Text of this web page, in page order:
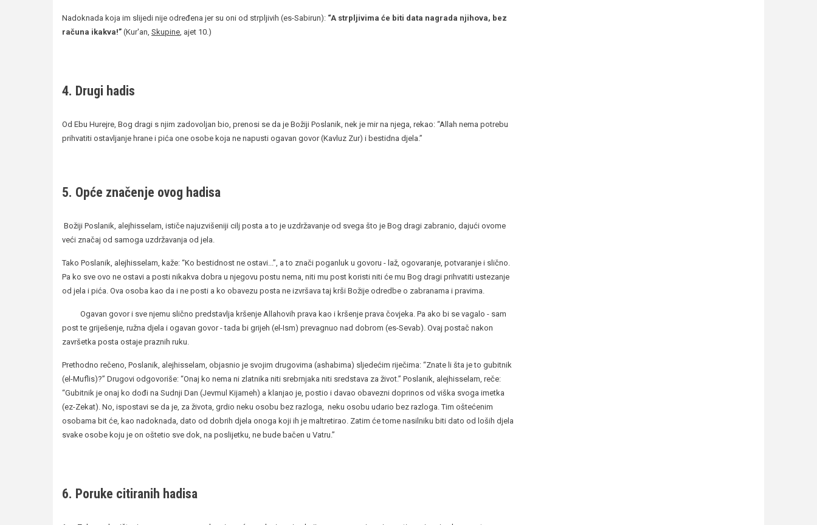
Nadoknada koja im slijedi nije određena jer su oni od strpljivih (es-Sabirun): “A strpljivima će biti data nagrada njihova, bez
računa ikakva!” (Kur'an, Skupine, ajet 10.)
4. Drugi hadis
Od Ebu Hurejre, Bog dragi s njim zadovoljan bio, prenosi se da je Božiji Poslanik, nek je mir na njega, rekao: “Allah nema potrebu
prihvatiti ostavljanje hrane i pića one osobe koja ne napusti ogavan govor (Kavluz Zur) i bestidna djela.”
5. Opće značenje ovog hadisa
Božiji Poslanik, alejhisselam, ističe najuzvišeniji cilj posta a to je uzdržavanje od svega što je Bog dragi zabranio, dajući ovome
veći značaj od samoga uzdržavanja od jela.
Tako Poslanik, alejhisselam, kaže: “Ko bestidnost ne ostavi...”, a to znači poganluk u govoru - laž, ogovaranje, potvaranje i slično.
Pa ko sve ovo ne ostavi a posti nikakva dobra u njegovu postu nema, niti mu post koristi niti će mu Bog dragi prihvatiti ustezanje
od jela i pića. Ova osoba kao da i ne posti a ko obavezu posta ne izvršava taj krši Božije odredbe o zabranama i pravima.
Ogavan govor i sve njemu slično predstavlja kršenje Allahovih prava kao i kršenje prava čovjeka. Pa ako bi se vagalo - sam
post te griješenje, ružna djela i ogavan govor - tada bi grijeh (el-Ism) prevagnuo nad dobrom (es-Sevab). Ovaj postač nakon
završetka posta ostaje praznih ruku.
Prethodno rečeno, Poslanik, alejhisselam, objasnio je svojim drugovima (ashabima) sljedećim riječima: “Znate li šta je to gubitnik
(el-Muflis)?” Drugovi odgovoriše: “Onaj ko nema ni zlatnika niti srebrnjaka niti sredstava za život.” Poslanik, alejhisselam, reče:
“Gubitnik je onaj ko dođi na Sudnji Dan (Jevmul Kijameh) a klanjao je, postio i davao obavezni doprinos od viška svoga imetka
(ez-Zekat). No, ispostavi se da je, za života, grdio neku osobu bez razloga, neku osobu udario bez razloga. Tim oštećenim
osobama bit će, kao nadoknada, dato od dobrih djela onoga koji ih je maltretirao. Zatim će tome nasilniku biti dato od loših djela
svake osobe koju je on oštetio sve dok, na poslijetku, ne bude bačen u Vatru.”
6. Poruke citiranih hadisa